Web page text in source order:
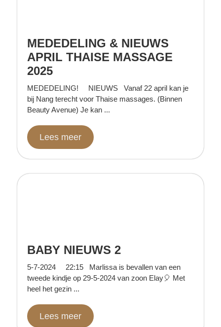
MEDEDELING & NIEUWS
APRIL THAISE MASSAGE
2025
MEDEDELING! NIEUWS Vanaf 22 april kan je
bij Nang terecht voor Thaise massages. (Binnen
Beauty Avenue) Je kan ...
Lees meer
BABY NIEUWS 2
5-7-2024 22:15 Marlissa is bevallen van een
tweede kindje op 29-5-2024 van zoon Elay🎈 Met
heel het gezin ...
Lees meer